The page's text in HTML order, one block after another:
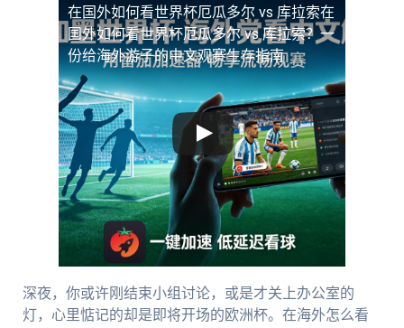
在国外如何看世界杯厄瓜多尔 vs 库拉索在
国外如何看世界杯厄瓜多尔 vs 库拉索？一
份给海外游子的中文观赛生存指南
深夜，你或许刚结束小组讨论，或是才关上办公室的
灯，心里惦记的却是即将开场的欧洲杯。在海外怎么看